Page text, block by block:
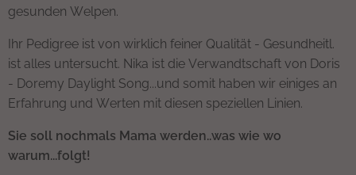
gesunden Welpen.
Ihr Pedigree ist von wirklich feiner Qualität - Gesundheitl.
ist alles untersucht. Nika ist die Verwandtschaft von Doris
- Doremy Daylight Song...und somit haben wir einiges an
Erfahrung und Werten mit diesen speziellen Linien.
Sie soll nochmals Mama werden..was wie wo
warum...folgt!